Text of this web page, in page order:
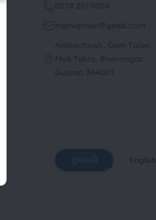
0278 251 0056
hajinajitrust@gmail.com
Ambachowk, Gam Talav,
Mali Tekra, Bhavnagar,
Gujarat 364001
ગુજરાતી English